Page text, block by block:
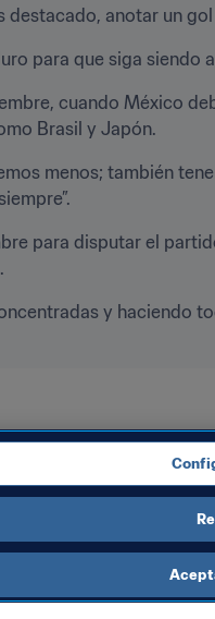
destacado, anotar un
para que siga siendo
cuando México
Brasil y Japón.
menos; también
para disputar el
y haciendo